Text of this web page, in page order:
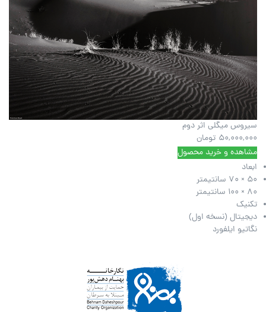
سیروس میگلی اثر دوم
50,000,000 تومان
مشاهده و خرید محصول
ابعاد
50 × 70 سانتیمتر
80 × 100 سانتیمتر
تکنیک
دیجیتال (نسخه اول)
نگاتیو ایلفورد